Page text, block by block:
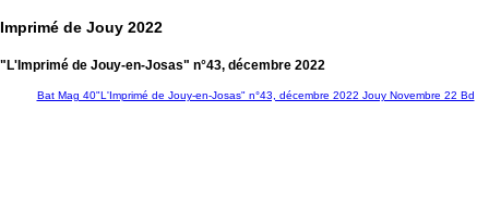
Imprimé de Jouy 2022
"L'Imprimé de Jouy-en-Josas" n°43, décembre 2022
Bat Mag 40"L'Imprimé de Jouy-en-Josas" n°43, décembre 2022 Jouy Novembre 22 Bd